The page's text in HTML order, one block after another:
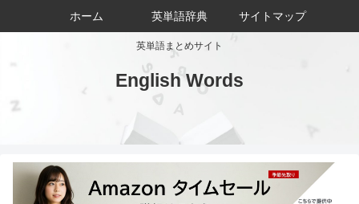
英単語まとめサイト
English Words
ホーム 英単語辞典 サイトマップ